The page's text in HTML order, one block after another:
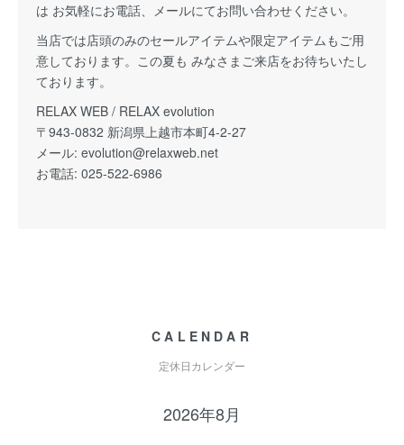
は お気軽にお電話、メールにてお問い合わせください。
当店では店頭のみのセールアイテムや限定アイテムもご用
意しております。この夏も みなさまご来店をお待ちいたし
ております。
RELAX WEB / RELAX evolution
〒943-0832 新潟県上越市本町4-2-27
メール: evolution@relaxweb.net
お電話: 025-522-6986
CALENDAR
定休日カレンダー
2026年8月